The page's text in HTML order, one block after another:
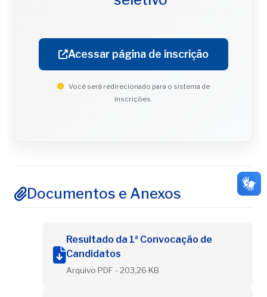
Acessar página de inscrição
Você será redirecionado para o sistema de
inscrições.
Documentos e Anexos
Resultado da 1ª Convocação de
Candidatos
Arquivo PDF - 203,26 KB